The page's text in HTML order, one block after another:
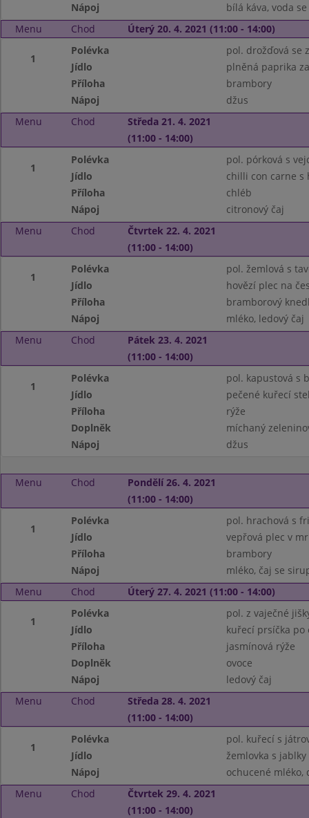
Nápoj
bílá káva, voda
Menu
Chod Úterý 20. 4. 2021 (11:00 - 14:00)
1
Polévka
pol. drožďová se
Jídlo
plněná paprika
Příloha
brambory
Nápoj
džus
Menu
Chod
Středa 21. 4. 2021
(11:00 - 14:00)
1
Polévka
pol. pórková s
Jídlo
chilli con carne s
Příloha
chléb
Nápoj
citronový čaj
Menu
Chod
Čtvrtek 22. 4. 2021
(11:00 - 14:00)
1
Polévka
pol. žemlová s
Jídlo
hovězí plec na
Příloha
bramborový
Nápoj
mléko, ledový čaj
Menu
Chod
Pátek 23. 4. 2021
(11:00 - 14:00)
1
Polévka
pol. kapustová s
Jídlo
pečené kuřecí
Příloha
rýže
Doplněk
míchaný
Nápoj
džus
Menu Chod
Pondělí 26. 4. 2021
(11:00 - 14:00)
1
Polévka
pol. hrachová s
Jídlo
vepřová plec v
Příloha
brambory
Nápoj
mléko, čaj se
Menu
Chod Úterý 27. 4. 2021 (11:00 - 14:00)
1
Polévka
pol. z vaječné
Jídlo
kuřecí prsíčka po
Příloha
jasmínová rýže
Doplněk
ovoce
Nápoj
ledový čaj
Menu
Chod
Středa 28. 4. 2021
(11:00 - 14:00)
1
Polévka
pol. kuřecí s
Jídlo
žemlovka s
Nápoj
ochucené mléko,
Menu
Chod
Čtvrtek 29. 4. 2021
(11:00 - 14:00)